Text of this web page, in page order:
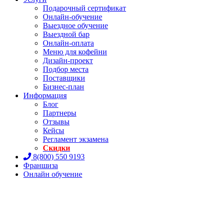
Подарочный сертификат
Онлайн-обучение
Выездное обучение
Выездной бар
Онлайн-оплата
Меню для кофейни
Дизайн-проект
Подбор места
Поставщики
Бизнес-план
Информация
Блог
Партнеры
Отзывы
Кейсы
Регламент экзамена
Скидки
8(800) 550 9193
Франшиза
Онлайн обучение